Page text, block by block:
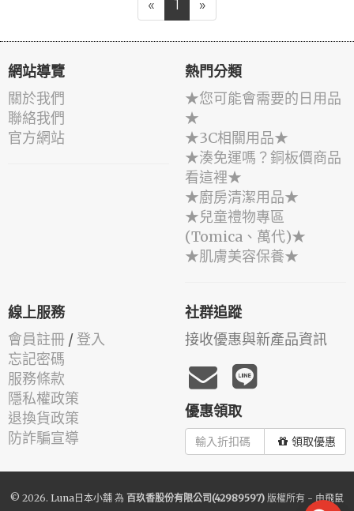
« 1 »
網站導覽
關於我們
聯絡我們
官方網站
熱門分類
★您可能會需要的日用品
★
★3C相關用品★
★湊免運嗎？銅板價商品
看這裡★
★廚房清潔用品★
★兒童禮物專區
(Tomica、萬代)★
★肌膚美容保養★
線上服務
會員註冊 / 登入
忘記密碼
服務條款
隱私權政策
退換貨政策
防詐騙宣導
社群追蹤
接收優惠與新產品資訊
優惠領取
領取優惠
© 2026. Luna日本小舖 為 百玖香股份有限公司(42989597) 版權所有 - 由飛鼠